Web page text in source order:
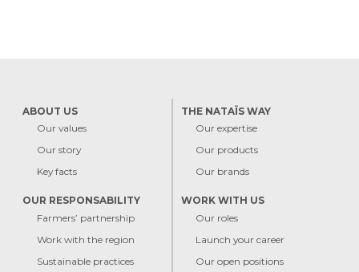
ABOUT US
Our values
Our story
Key facts
THE NATAÏS WAY
Our expertise
Our products
Our brands
OUR RESPONSABILITY
Farmers’ partnership
Work with the region
Sustainable practices
WORK WITH US
Our roles
Launch your career
Our open positions